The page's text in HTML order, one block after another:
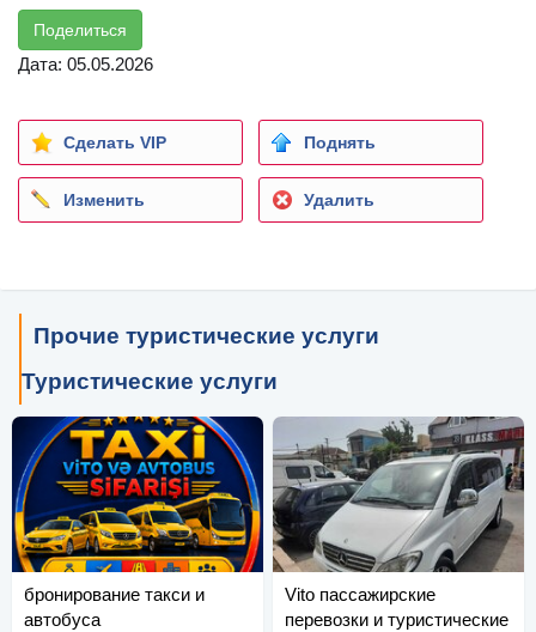
Поделиться
Дата: 05.05.2026
Сделать VIP Поднять
Изменить Удалить
Прочие туристические услуги
Туристические услуги
бронирование такси и
автобуса
Vito пассажирские
перевозки и туристические